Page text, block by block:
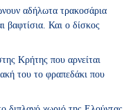
αδήλωτα τρακοσάρια
βαφτίσια. Και ο δίσκος
Κρήτης που αρνείται
του το φραπεδάκι που